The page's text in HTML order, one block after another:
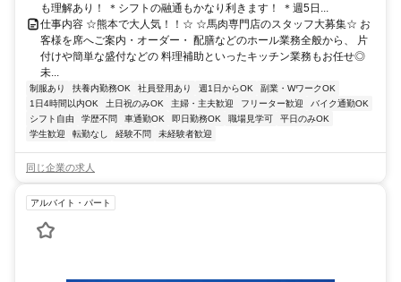
も理解あり！ ＊シフトの融通もかなり利きます！ ＊週5日...
仕事内容 ☆熊本で大人気！！☆ ☆馬肉専門店のスタッフ大募集☆ お
客様を席へご案内・オーダー・ 配膳などのホール業務全般から、 片
付けや簡単な盛付などの 料理補助といったキッチン業務もお任せ◎
未...
制服あり 扶養内勤務OK 社員登用あり 週1日からOK
副業・WワークOK
1日4時間以内OK
土日祝のみOK 主婦・主夫歓迎 フリーター歓迎
バイク通勤OK
シフト自由
学歴不問 車通勤OK 即日勤務OK 職場見学可
平日のみOK
学生歓迎
転勤なし 経験不問 未経験者歓迎
同じ企業の求人
アルバイト・パート